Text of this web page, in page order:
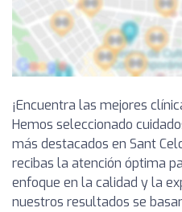
¡Encuentra las mejores
Hemos seleccionado
más destacados en Sant
recibas la atención óptima
enfoque en la calidad y la
nuestros resultados se